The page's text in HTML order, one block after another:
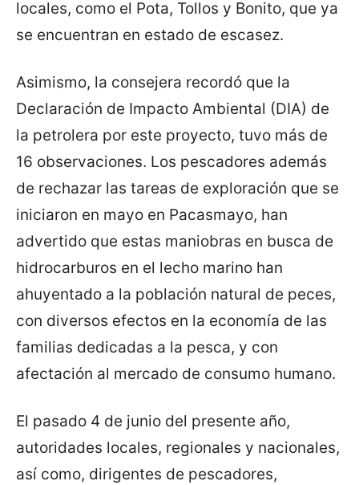
locales, como el Pota, Tollos y Bonito, que ya
se encuentran en estado de escasez.
Asimismo, la consejera recordó que la
Declaración de Impacto Ambiental (DIA) de
la petrolera por este proyecto, tuvo más de
16 observaciones. Los pescadores además
de rechazar las tareas de exploración que se
iniciaron en mayo en Pacasmayo, han
advertido que estas maniobras en busca de
hidrocarburos en el lecho marino han
ahuyentado a la población natural de peces,
con diversos efectos en la economía de las
familias dedicadas a la pesca, y con
afectación al mercado de consumo humano.
El pasado 4 de junio del presente año,
autoridades locales, regionales y nacionales,
así como, dirigentes de pescadores,